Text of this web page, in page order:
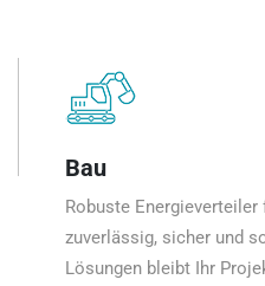
Bau
Robuste
zuverlässig, sicher und
Lösungen bleibt Ihr